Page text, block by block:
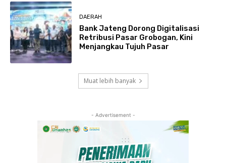
DAERAH
Bank Jateng Dorong Digitalisasi
Retribusi Pasar Grobogan, Kini
Menjangkau Tujuh Pasar
Muat lebih banyak
- Advertisement -